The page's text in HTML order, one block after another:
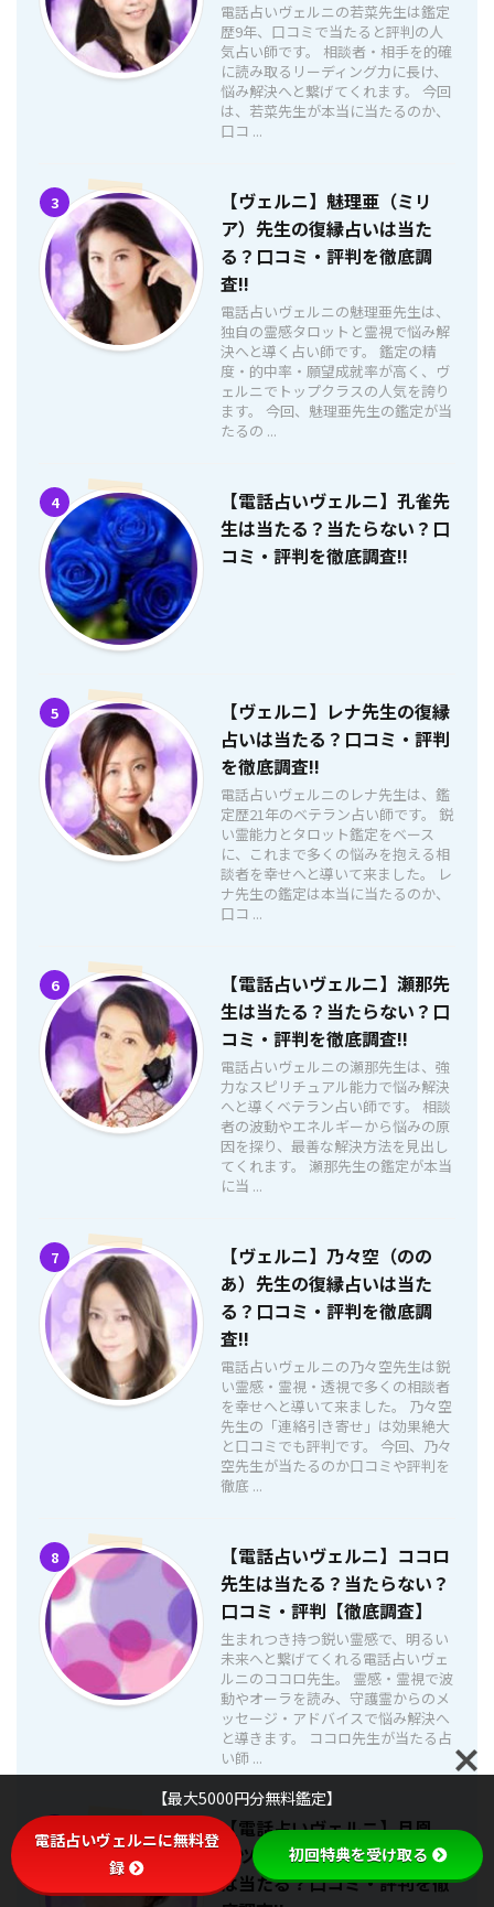
電話占いヴェルニの若菜先生は鑑定
歴9年、口コミで当たると評判の人
気占い師です。 相談者・相手を的確
に読み取るリーディング力に長け、
悩み解決へと繋げてくれます。 今回
は、若菜先生が本当に当たるのか、
口コ ...
3
【ヴェルニ】魅理亜（ミリ
ア）先生の復縁占いは当た
る？口コミ・評判を徹底調
査!!
電話占いヴェルニの魅理亜先生は、
独自の霊感タロットと霊視で悩み解
決へと導く占い師です。 鑑定の精
度・的中率・願望成就率が高く、ヴ
ェルニでトップクラスの人気を誇り
ます。 今回、魅理亜先生の鑑定が当
たるの ...
4
【電話占いヴェルニ】孔雀先
生は当たる？当たらない？口
コミ・評判を徹底調査!!
5
【ヴェルニ】レナ先生の復縁
占いは当たる？口コミ・評判
を徹底調査!!
電話占いヴェルニのレナ先生は、鑑
定歴21年のベテラン占い師です。 鋭
い霊能力とタロット鑑定をベース
に、これまで多くの悩みを抱える相
談者を幸せへと導いて来ました。 レ
ナ先生の鑑定は本当に当たるのか、
口コ ...
6
【電話占いヴェルニ】瀬那先
生は当たる？当たらない？口
コミ・評判を徹底調査!!
電話占いヴェルニの瀬那先生は、強
力なスピリチュアル能力で悩み解決
へと導くベテラン占い師です。 相談
者の波動やエネルギーから悩みの原
因を探り、最善な解決方法を見出し
てくれます。 瀬那先生の鑑定が本当
に当 ...
7
【ヴェルニ】乃々空（のの
あ）先生の復縁占いは当た
る？口コミ・評判を徹底調
査!!
電話占いヴェルニの乃々空先生は鋭
い霊感・霊視・透視で多くの相談者
を幸せへと導いて来ました。 乃々空
先生の「連絡引き寄せ」は効果絶大
と口コミでも評判です。 今回、乃々
空先生が当たるのか口コミや評判を
徹底 ...
8
【電話占いヴェルニ】ココロ
先生は当たる？当たらない？
口コミ・評判【徹底調査】
生まれつき持つ鋭い霊感で、明るい
未来へと繋げてくれる電話占いヴェ
ルニのココロ先生。 霊感・霊視で波
動やオーラを読み、守護霊からのメ
ッセージ・アドバイスで悩み解決へ
と導きます。 ココロ先生が当たる占
い師 ...
9
【電話占いヴェルニ】月凰
（ツキオウ）先生の復縁占い
は当たる？口コミ・評判を徹
【最大5000円分無料鑑定】
電話占いヴェルニに無料登
録
初回特典を受け取る